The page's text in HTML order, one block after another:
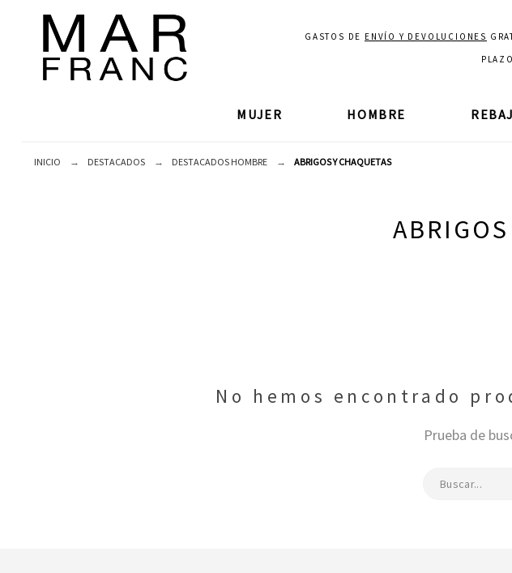
GASTOS DE ENVÍO Y DEVOLUCIONES
MUJER HOMBRE
INICIO DESTACADOS DESTACADOS HOMBRE ABRIGOS Y CHAQUETAS
No hemos encontrado
Prueba de